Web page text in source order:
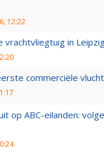
12:22
vrachtvliegtuig in
commerciële
op ABC-eilanden: